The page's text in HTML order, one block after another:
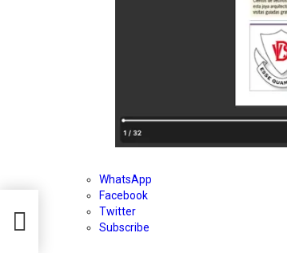
WhatsApp
Facebook
Twitter
Subscribe